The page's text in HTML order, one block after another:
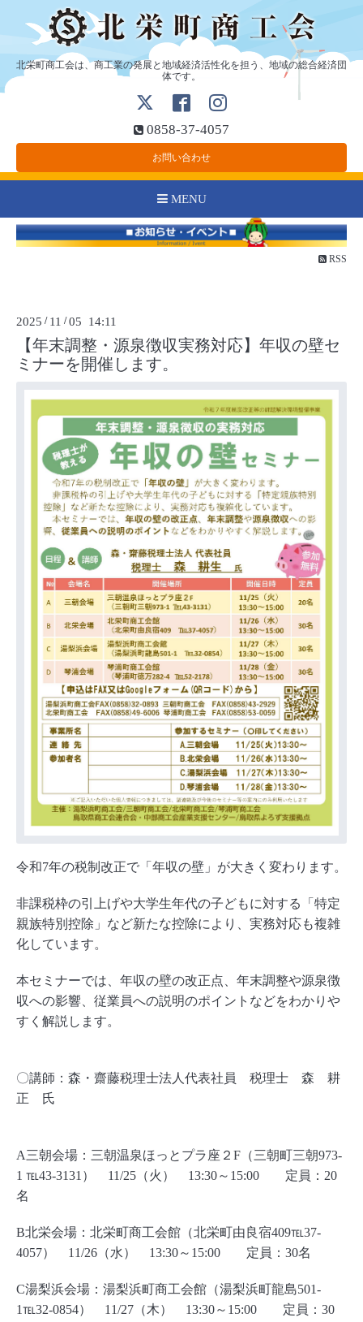
北栄町商工会は、商工業の発展と地域経済活性化を担う、地域の総合経済団
体です。
0858-37-4057
お問い合わせ
MENU
RSS
2025 / 11 /05 14:11
【年末調整・源泉徴収実務対応】年収の壁セ
ミナーを開催します。
令和7年の税制改正で「年収の壁」が大きく変わります。
非課税枠の引上げや大学生年代の子どもに対する「特定
親族特別控除」など新たな控除により、実務対応も複雑
化しています。
本セミナーでは、年収の壁の改正点、年末調整や源泉徴
収への影響、従業員への説明のポイントなどをわかりや
すく解説します。
〇講師：森・齋藤税理士法人代表社員 税理士 森 耕
正 氏
A三朝会場：三朝温泉ほっとプラ座２F（三朝町三朝973-
1 ℡43-3131） 11/25（火） 13:30～15:00 定員：20
名
B北栄会場：北栄町商工会館（北栄町由良宿409℡37-
4057）
11/26（水） 13:30～15:00 定員：30名
C湯梨浜会場：湯梨浜町商工会館（湯梨浜町龍島501-
1℡32-0854）
11/27（木） 13:30～15:00 定員：30